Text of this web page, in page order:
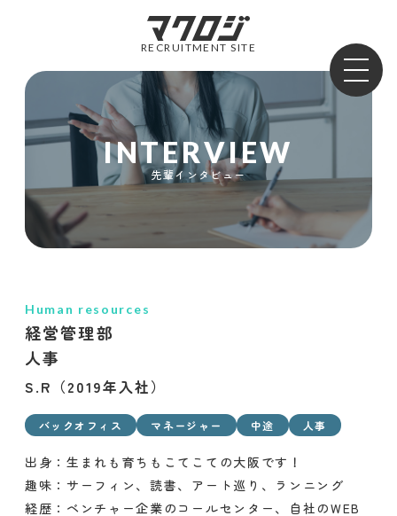
RECRUITMENT SITE
INTERVIEW
先輩インタビュー
Human resources
経営管理部
人事
S.R（2019年入社）
バックオフィス マネージャー 中途 人事
出身：生まれも育ちもこてこての大阪です！
趣味：サーフィン、読書、アート巡り、ランニング
経歴：ベンチャー企業のコールセンター、自社のWEB